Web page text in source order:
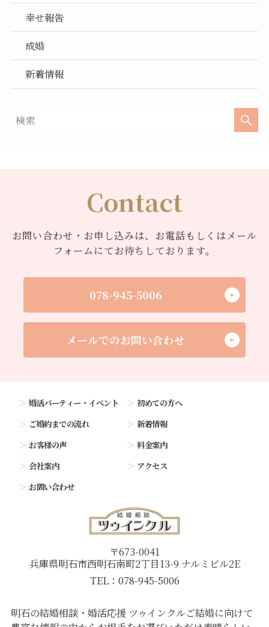
幸せ報告
成婚
新着情報
Contact
お問い合わせ・お申し込みは、お電話もしくはメール
フォームにてお待ちしております。
078-945-5006
メールでのお問い合わせ
婚活パーティー・イベント
初めての方へ
ご婚約までの流れ
新着情報
お客様の声
料金案内
会社案内
アクセス
お問い合わせ
〒673-0041
兵庫県明石市西明石南町2丁目13-9 ナルミビル2E
TEL：078-945-5006
明石の結婚相談・婚活応援 ツゥインクルご結婚に向けて